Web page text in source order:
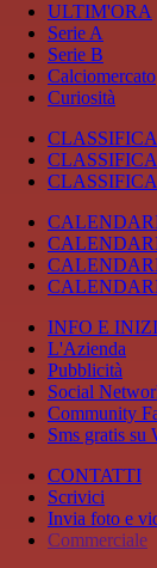
ULTIM'ORA
Serie A
Serie B
Calciomercato
Curiosità
CLASSIFICA
INFO E
L'Azienda
Pubblicità
Social
Community
Sms gratis su
CONTATTI
Scrivici
Invia foto e
Commerciale